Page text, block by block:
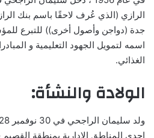
الرازي (الذي عُرف لاحقًا باسم بنك
جدة (دواجن وأصول أخرى)) للتبرع
اسمه لتمويل الجهود التعليمية و
الغذائي.
الولادة والنشأة:
إحدى المناطق الإدارية بمنطقة القصيم